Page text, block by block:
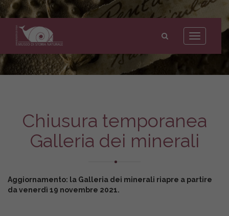
Toggle
navigation
Museo
di
Storia
Naturale
dell'Università
Chiusura temporanea
Galleria dei minerali
Aggiornamento: la Galleria dei minerali riapre a partire
da venerdì 19 novembre 2021.